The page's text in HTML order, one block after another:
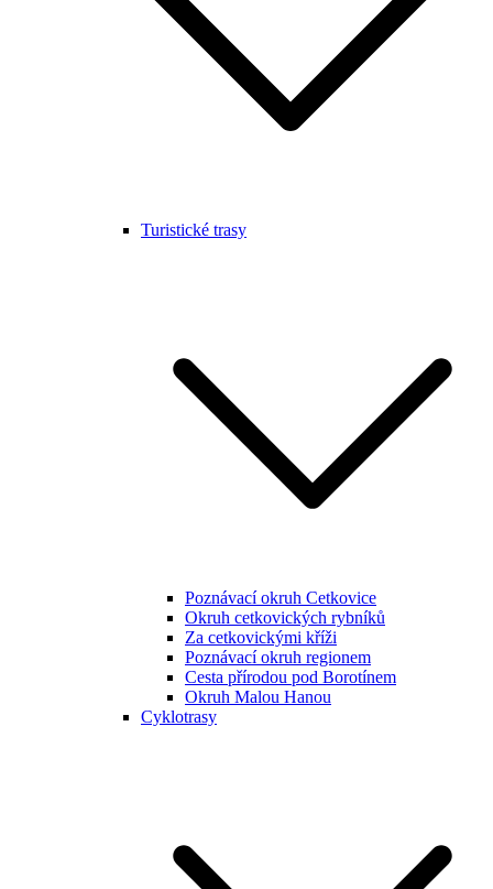
Turistické trasy
Poznávací okruh Cetkovice
Okruh cetkovických rybníků
Za cetkovickými kříži
Poznávací okruh regionem
Cesta přírodou pod Borotínem
Okruh Malou Hanou
Cyklotrasy